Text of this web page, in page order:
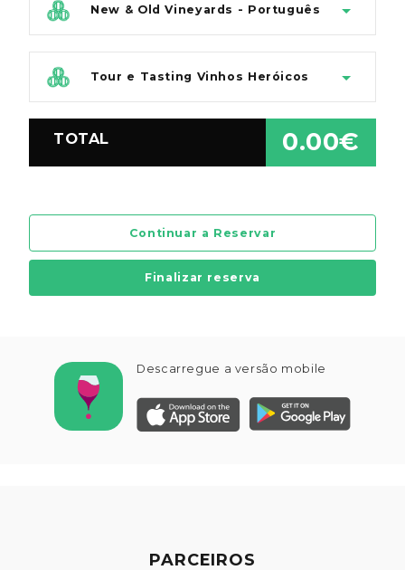
New & Old Vineyards - Português
Tour e Tasting Vinhos Heróicos
TOTAL 0.00€
Continuar a Reservar
Finalizar reserva
Descarregue a versão mobile
PARCEIROS